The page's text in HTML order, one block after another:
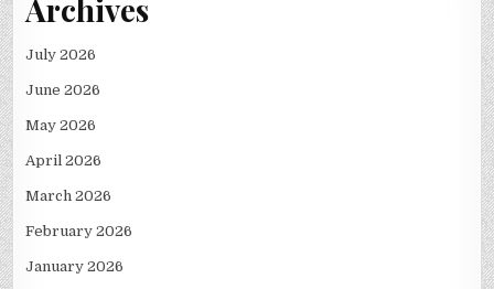
Archives
July 2026
June 2026
May 2026
April 2026
March 2026
February 2026
January 2026